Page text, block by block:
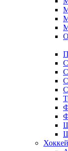
Хоккей